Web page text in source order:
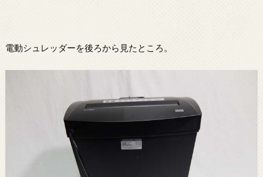
電動シュレッダーを後ろから見たところ。